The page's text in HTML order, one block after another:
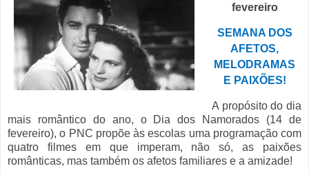
fevereiro
SEMANA DOS
AFETOS,
MELODRAMAS
E PAIXÕES!
A propósito do dia
mais romântico do ano, o Dia dos Namorados (14 de
fevereiro), o PNC propõe às escolas uma programação com
quatro filmes em que imperam, não só, as paixões
românticas, mas também os afetos familiares e a amizade!